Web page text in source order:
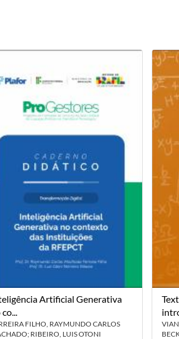
Artificial Generativa
FILHO, RAYMUNDO CARLOS
RIBEIRO, LUIS OTONI